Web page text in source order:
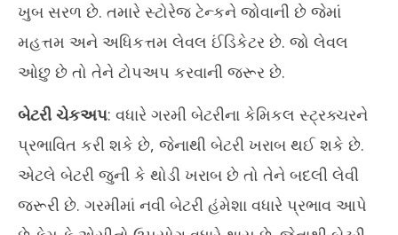
ખુબ સરળ છે. તમારે સ્ટોરેજ ટેન્કને જોવાની છે જેમાં
મહત્તમ અને અધિકત્તમ લેવલ ઈંડિકેટર છે. જો લેવલ
ઓછુ છે તો તેને ટોપઅપ કરવાની જરૂર છે.
બેટરી ચેકઅપ: વધારે ગરમી બેટરીના કેમિકલ સ્ટ્રક્ચરને
પ્રભાવિત કરી શકે છે, જેનાથી બેટરી ખરાબ થઈ શકે છે.
એટલે બેટરી જુની કે થોડી ખરાબ છે તો તેને બદલી લેવી
જરૂરી છે. ગરમીમાં નવી બેટરી હંમેશા વધારે પ્રભાવ આપે